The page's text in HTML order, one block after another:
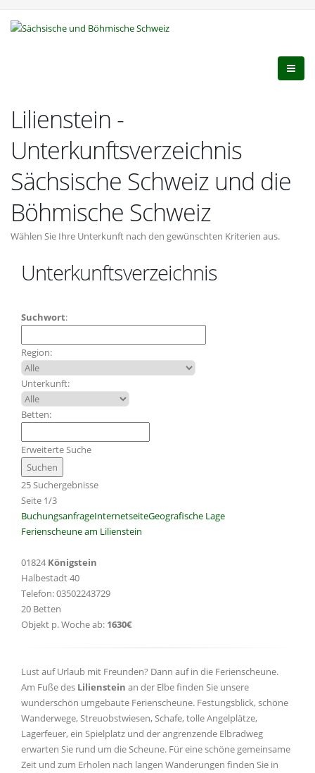
Lilienstein -
Unterkunftsverzeichnis
Sächsische Schweiz und die
Böhmische Schweiz
Wählen Sie Ihre Unterkunft nach den gewünschten Kriterien aus.
Unterkunftsverzeichnis
Suchwort:
Region:
Unterkunft:
Betten:
Erweiterte Suche
25 Suchergebnisse
Seite 1/3
BuchungsanfrageInternetseiteGeografische Lage
Ferienscheune am Lilienstein
01824 Königstein
Halbestadt 40
Telefon: 03502243729
20 Betten
Objekt p. Woche ab: 1630€
Lust auf Urlaub mit Freunden? Dann auf in die Ferienscheune.
Am Fuße des Lilienstein an der Elbe finden Sie unsere
wunderschön umgebaute Ferienscheune. Festungsblick, schöne
Wanderwege, Streuobstwiesen, Schafe, tolle Angelplätze,
Lagerfeuer, ein Spielplatz und der angrenzende Elbradweg
erwarten Sie rund um die Scheune. Für eine schöne gemeinsame
Zeit und zum Erholen nach langen Wanderungen finden Sie in